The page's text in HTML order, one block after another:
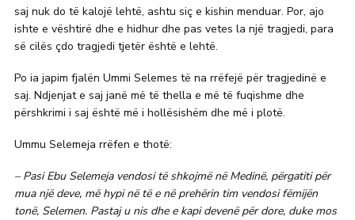
saj nuk do të kalojë lehtë, ashtu siç e kishin menduar. Por, ajo
ishte e vështirë dhe e hidhur dhe pas vetes la një tragjedi, para
së cilës çdo tragjedi tjetër është e lehtë.
Po ia japim fjalën Ummi Selemes të na rrëfejë për tragjedinë e
saj. Ndjenjat e saj janë më të thella e më të fuqishme dhe
përshkrimi i saj është më i hollësishëm dhe më i plotë.
Ummu Selemeja rrëfen e thotë:
– Pasi Ebu Selemeja vendosi të shkojmë në Medinë, përgatiti për
mua një deve, më hypi në të e në prehërin tim vendosi fëmijën
tonë, Selemen. Pastaj u nis dhe e kapi devenë për dore, duke mos